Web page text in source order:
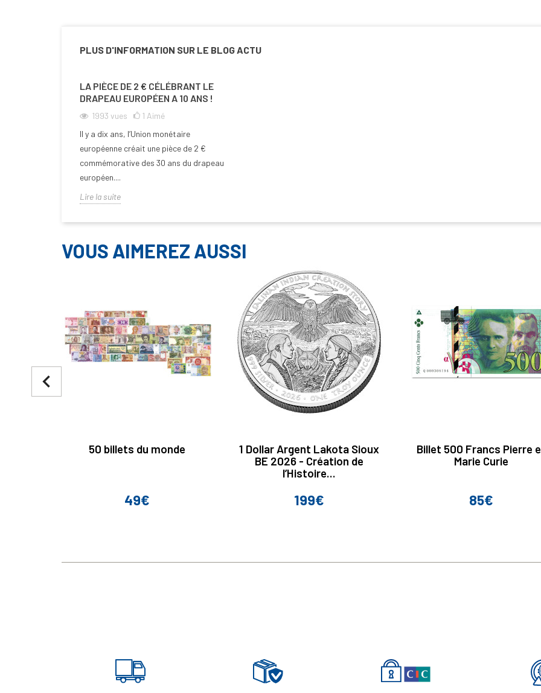
PLUS D'INFORMATION SUR LE BLOG ACTU
LA PIÈCE DE 2 € CÉLÉBRANT LE
DRAPEAU EUROPÉEN A 10 ANS !
1993 vues 1 Aimé
Il y a dix ans, l’Union monétaire
européenne créait une pièce de 2 €
commémorative des 30 ans du drapeau
européen....
Lire la suite
VOUS AIMEREZ AUSSI
50 billets du monde
Prix
49€
1 Dollar Argent Lakota Sioux
BE 2026 - Création de
l’Histoire...
Prix
199€
Billet 500 Francs Pierre
Marie Curie
Prix
85€
navigate_before